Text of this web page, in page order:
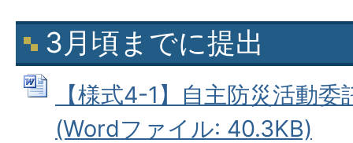
3月頃までに提出
【様式4-1】自主防災活動
(Wordファイル: 40.3KB)